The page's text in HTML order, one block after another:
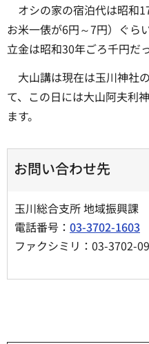
オシの家の宿泊代は昭和
お米一俵が6円～7円）ぐら
立金は昭和30年ごろ千円だ
大山講は現在は玉川神社
て、この日には大山阿夫利
ます。
お問い合わせ先
玉川総合支所 地域振興課
電話番号： 03-3702-1603
ファクシミリ：03-3702-